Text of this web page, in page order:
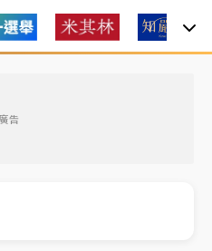
廣告
起縮短股票「關禁閉」天